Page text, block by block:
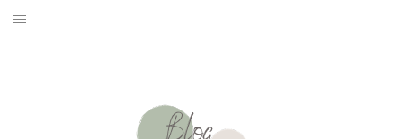
RESSOURCES NUTRITION & PARENTALITÉ